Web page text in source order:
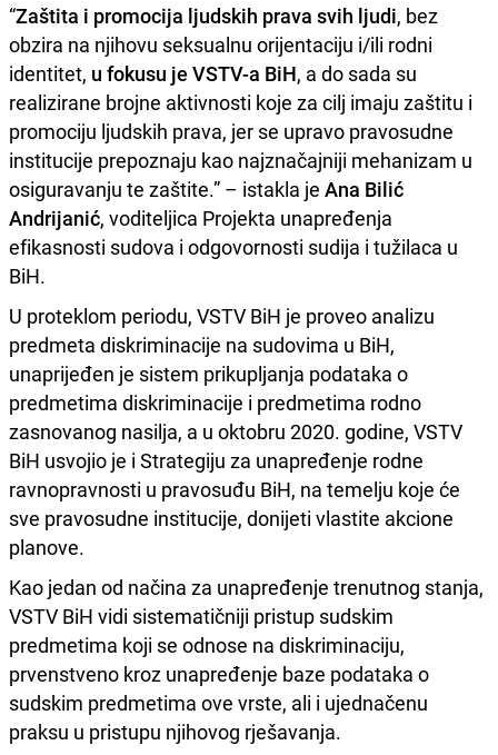
“Zaštita i promocija ljudskih prava svih ljudi, bez
obzira na njihovu seksualnu orijentaciju i/ili rodni
identitet, u fokusu je VSTV-a BiH, a do sada su
realizirane brojne aktivnosti koje za cilj imaju zaštitu i
promociju ljudskih prava, jer se upravo pravosudne
institucije prepoznaju kao najznačajniji mehanizam u
osiguravanju te zaštite.” – istakla je Ana Bilić
Andrijanić, voditeljica Projekta unapređenja
efikasnosti sudova i odgovornosti sudija i tužilaca u
BiH.
U proteklom periodu, VSTV BiH je proveo analizu
predmeta diskriminacije na sudovima u BiH,
unaprijeđen je sistem prikupljanja podataka o
predmetima diskriminacije i predmetima rodno
zasnovanog nasilja, a u oktobru 2020. godine, VSTV
BiH usvojio je i Strategiju za unapređenje rodne
ravnopravnosti u pravosuđu BiH, na temelju koje će
sve pravosudne institucije, donijeti vlastite akcione
planove.
Kao jedan od načina za unapređenje trenutnog stanja,
VSTV BiH vidi sistematičniji pristup sudskim
predmetima koji se odnose na diskriminaciju,
prvenstveno kroz unapređenje baze podataka o
sudskim predmetima ove vrste, ali i ujednačenu
praksu u pristupu njihovog rješavanja.